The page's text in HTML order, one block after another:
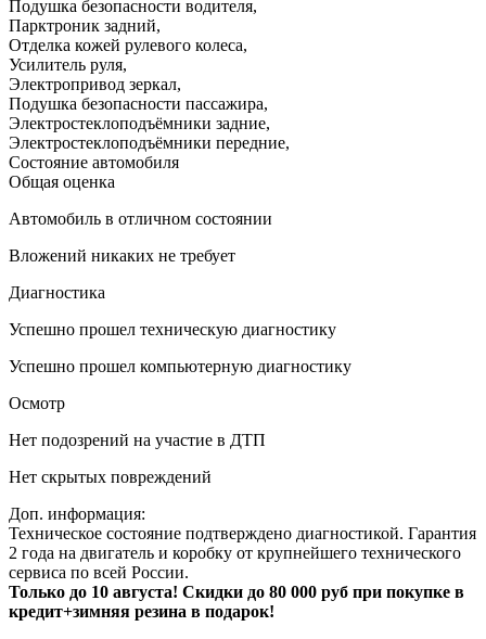
Подушка безопасности водителя,
Парктроник задний,
Отделка кожей рулевого колеса,
Усилитель руля,
Электропривод зеркал,
Подушка безопасности пассажира,
Электростеклоподъёмники задние,
Электростеклоподъёмники передние,
Состояние автомобиля
Общая оценка
Автомобиль в отличном состоянии
Вложений никаких не требует
Диагностика
Успешно прошел техническую диагностику
Успешно прошел компьютерную диагностику
Осмотр
Нет подозрений на участие в ДТП
Нет скрытых повреждений
Доп. информация:
Техническое состояние подтверждено диагностикой. Гарантия
2 года на двигатель и коробку от крупнейшего технического
сервиса по всей России.
Только до 10 августа! Скидки до 80 000 руб при покупке в
кредит+зимняя резина в подарок!